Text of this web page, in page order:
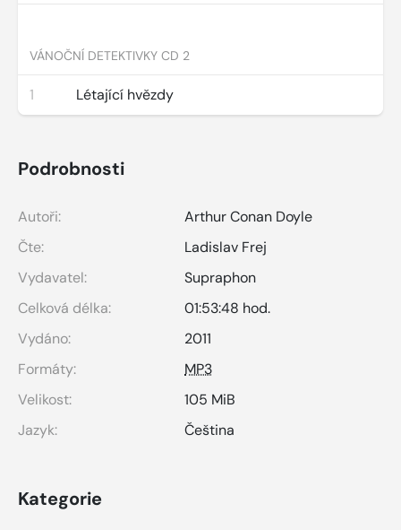
VÁNOČNÍ DETEKTIVKY CD 2
1 Létající hvězdy
Podrobnosti
Autoři:
Arthur Conan Doyle
Čte:
Ladislav Frej
Vydavatel:
Supraphon
Celková délka:
01:53:48 hod.
Vydáno:
2011
Formáty:
MP3
Velikost:
105 MiB
Jazyk:
Čeština
Kategorie